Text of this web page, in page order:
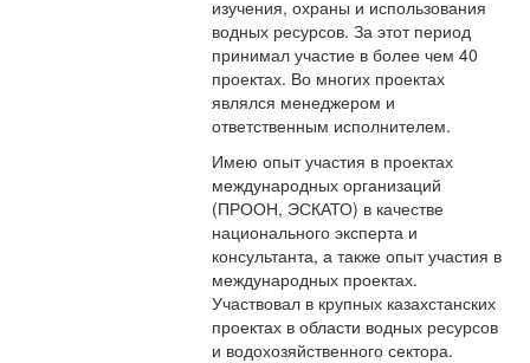
изучения, охраны и использования
водных ресурсов. За этот период
принимал участие в более чем 40
проектах. Во многих проектах
являлся менеджером и
ответственным исполнителем.
Имею опыт участия в проектах
международных организаций
(ПРООН, ЭСКАТО) в качестве
национального эксперта и
консультанта, а также опыт участия в
международных проектах.
Участвовал в крупных казахстанских
проектах в области водных ресурсов
и водохозяйственного сектора.